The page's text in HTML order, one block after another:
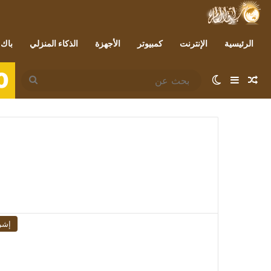
الرئيسية الإنترنت كمبيوتر الأجهزة الذكاء المنزلي
مقال عشوائي
إضافة عمود جانبي
الوضع المظلم
بحث
عن